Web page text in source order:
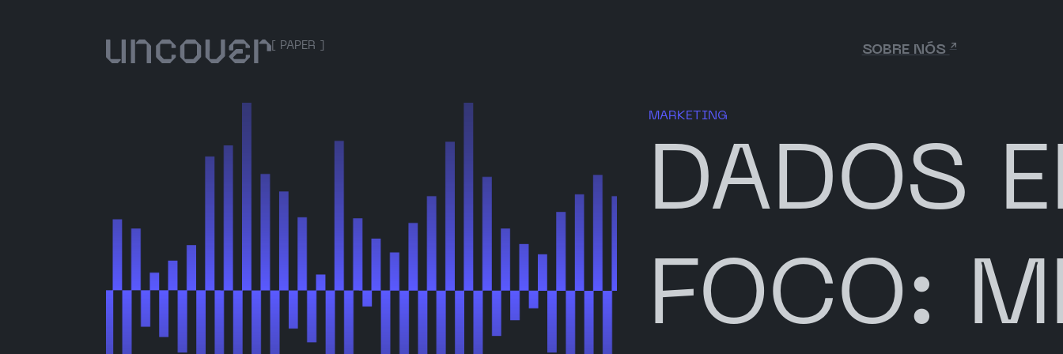
[ PAPER ] SOBRE NÓS ↗
MARKETING
DADOS
FOCO: